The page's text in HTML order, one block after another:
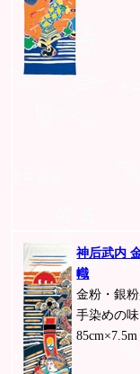
神后武内
幟
金粉・銀
手染めの
85cm×7.5m